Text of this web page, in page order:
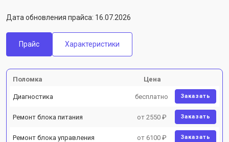
Дата обновления прайса: 16.07.2026
Прайс Характеристики
Поломка Цена
Диагностика бесплатно Заказать
Ремонт блока питания от 2550 ₽ Заказать
Ремонт блока управления от 6100 ₽ Заказать